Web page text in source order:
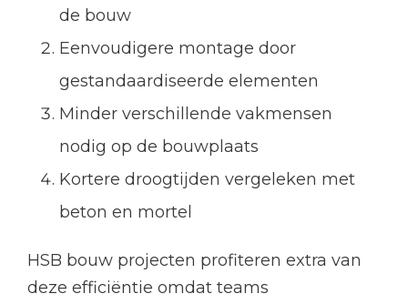
de bouw
Eenvoudigere montage door
gestandaardiseerde elementen
Minder verschillende vakmensen
nodig op de bouwplaats
Kortere droogtijden vergeleken met
beton en mortel
HSB bouw projecten profiteren extra van
deze efficiëntie omdat teams